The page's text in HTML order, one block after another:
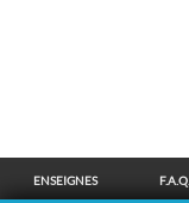
ENSEIGNES F.A.Q.